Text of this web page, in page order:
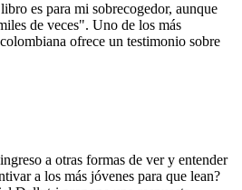
es para mi sobrecogedor, aunque
de veces". Uno de los más
ofrece un testimonio sobre
a otras formas de ver y entender
a los más jóvenes para que lean?